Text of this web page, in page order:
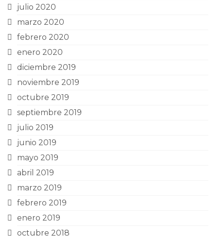
julio 2020
marzo 2020
febrero 2020
enero 2020
diciembre 2019
noviembre 2019
octubre 2019
septiembre 2019
julio 2019
junio 2019
mayo 2019
abril 2019
marzo 2019
febrero 2019
enero 2019
octubre 2018